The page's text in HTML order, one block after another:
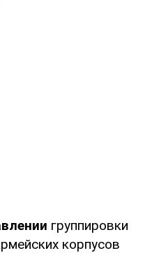
группировки
корпусов